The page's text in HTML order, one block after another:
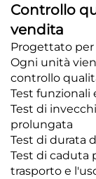
Controllo
vendita
Progettato
Ogni unità
controllo
Test funzionali
Test di
prolungata
Test di durata
Test di caduta
trasporto e